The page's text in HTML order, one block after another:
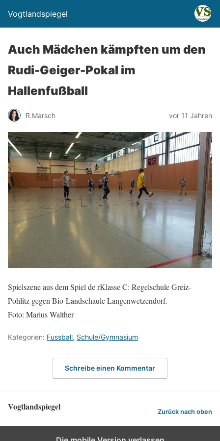
Vogtlandspiegel
Auch Mädchen kämpften um den
Rudi-Geiger-Pokal im
Hallenfußball
R.Marsch vor 11 Jahren
Spielszene aus dem Spiel de rKlasse C: Regelschule Greiz-
Pohlitz gegen Bio-Landschaule Langenwetzendorf.
Foto: Marius Walther
Kategorien: Fussball, Schule/Gymnasium
Schreibe einen Kommentar
Vogtlandspiegel Zurück nach oben